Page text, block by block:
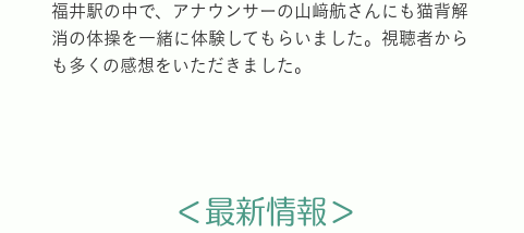
福井駅の中で、アナウンサーの山﨑航さんにも猫背解
消の体操を一緒に体験してもらいました。視聴者から
も多くの感想をいただきました。
＜最新情報＞